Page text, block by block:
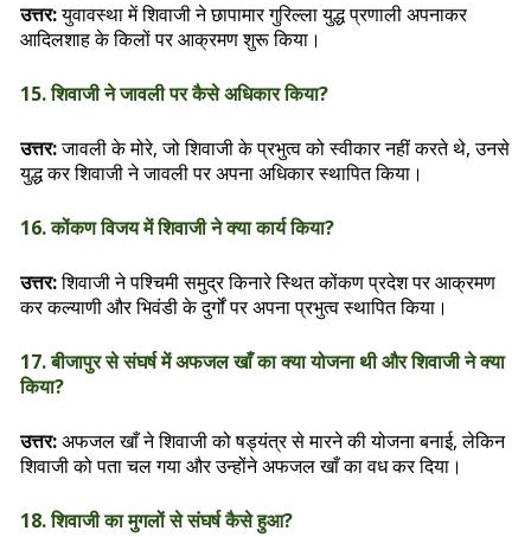
उत्तर:युवावस्था में शिवाजी ने छापामार गुरिल्ला युद्ध प्रणाली अपनाकर
आदिलशाह के किलों पर आक्रमण शुरू किया।
15. शिवाजी ने जावली पर कैसे अधिकार किया?
उत्तर:जावली के मोरे, जो शिवाजी के प्रभुत्व को स्वीकार नहीं करते थे, उनसे
युद्ध कर शिवाजी ने जावली पर अपना अधिकार स्थापित किया।
16. कोंकण विजय में शिवाजी ने क्या कार्य किया?
उत्तर:शिवाजी ने पश्चिमी समुद्र किनारे स्थित कोंकण प्रदेश पर आक्रमण
कर कल्याणी और भिवंडी के दुर्गों पर अपना प्रभुत्व स्थापित किया।
17. बीजापुर से संघर्ष में अफजल खाँ का क्या योजना थी और शिवाजी ने क्या
किया?
उत्तर:अफजल खाँ ने शिवाजी को षड्यंत्र से मारने की योजना बनाई, लेकिन
शिवाजी को पता चल गया और उन्होंने अफजल खाँ का वध कर दिया।
18. शिवाजी का मुगलों से संघर्ष कैसे हुआ?